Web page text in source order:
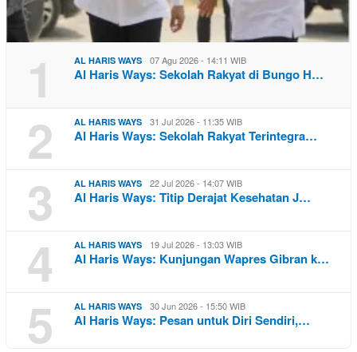
1 AL HARIS WAYS 07 Agu 2026 - 14:11 WIB
Al Haris Ways: Sekolah Rakyat di Bungo H…
2 AL HARIS WAYS 31 Jul 2026 - 11:35 WIB
Al Haris Ways: Sekolah Rakyat Terintegra…
3 AL HARIS WAYS 22 Jul 2026 - 14:07 WIB
Al Haris Ways: Titip Derajat Kesehatan J…
4 AL HARIS WAYS 19 Jul 2026 - 13:03 WIB
Al Haris Ways: Kunjungan Wapres Gibran k…
5 AL HARIS WAYS 30 Jun 2026 - 15:50 WIB
Al Haris Ways: Pesan untuk Diri Sendiri,…